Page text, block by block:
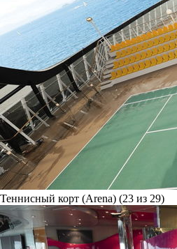
Теннисный корт (Arena) (23 из 29)